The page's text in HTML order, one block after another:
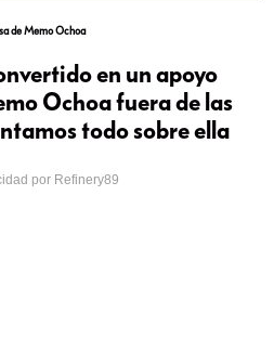
de Memo Ochoa
en un apoyo
Ochoa fuera de las
todo sobre ella
por Refinery89